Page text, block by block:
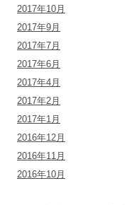
2017年10月
2017年9月
2017年7月
2017年6月
2017年4月
2017年2月
2017年1月
2016年12月
2016年11月
2016年10月